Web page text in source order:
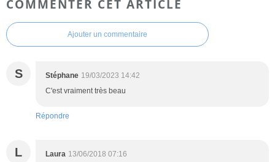
COMMENTER CET ARTICLE
Ajouter un commentaire
S Stéphane 19/03/2023 14:42
C'est vraiment très beau
Répondre
L Laura 13/06/2018 07:16